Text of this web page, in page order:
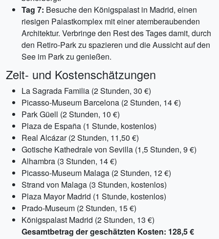
Tag 7: Besuche den Königspalast in Madrid, einen
riesigen Palastkomplex mit einer atemberaubenden
Architektur. Verbringe den Rest des Tages damit, durch
den Retiro-Park zu spazieren und die Aussicht auf den
See im Park zu genießen.
Zeit- und Kostenschätzungen
La Sagrada Familia (2 Stunden, 30 €)
Picasso-Museum Barcelona (2 Stunden, 14 €)
Park Güell (2 Stunden, 10 €)
Plaza de España (1 Stunde, kostenlos)
Real Alcázar (2 Stunden, 11,50 €)
Gotische Kathedrale von Sevilla (1,5 Stunden, 9 €)
Alhambra (3 Stunden, 14 €)
Picasso-Museum Malaga (2 Stunden, 12 €)
Strand von Malaga (3 Stunden, kostenlos)
Plaza Mayor Madrid (1 Stunde, kostenlos)
Prado-Museum (2 Stunden, 15 €)
Königspalast Madrid (2 Stunden, 13 €)
Gesamtbetrag der geschätzten Kosten: 128,5 €